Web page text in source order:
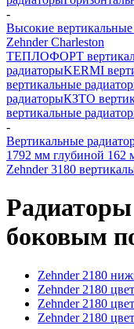
-
Высокие
Zehnder Charleston
ТЕПЛОФОРТ
радиаторыKERMI
вертикальные
радиаторыКЗТО
вертикальные
-
Вертикальные
1792 мм глубиной 162
Zehnder 3180
боковым
Zehnder 2180
Zehnder 2180
Zehnder 2180
Zehnder 2180